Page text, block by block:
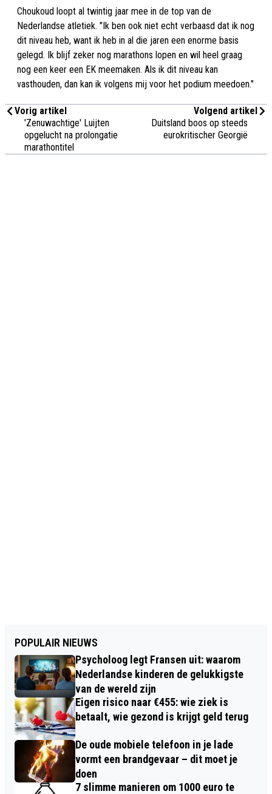
Choukoud loopt al twintig jaar mee in de top van de
Nederlandse atletiek. "Ik ben ook niet echt verbaasd dat ik nog
dit niveau heb, want ik heb in al die jaren een enorme basis
gelegd. Ik blijf zeker nog marathons lopen en wil heel graag
nog een keer een EK meemaken. Als ik dit niveau kan
vasthouden, dan kan ik volgens mij voor het podium meedoen."
Vorig artikel
'Zenuwachtige' Luijten
opgelucht na prolongatie
marathontitel
Volgend artikel
Duitsland boos op steeds
eurokritischer Georgië
POPULAIR NIEUWS
Psycholoog legt Fransen uit: waarom
Nederlandse kinderen de gelukkigste
van de wereld zijn
Eigen risico naar €455: wie ziek is
betaalt, wie gezond is krijgt geld terug
De oude mobiele telefoon in je lade
vormt een brandgevaar – dit moet je
doen
7 slimme manieren om 1000 euro te